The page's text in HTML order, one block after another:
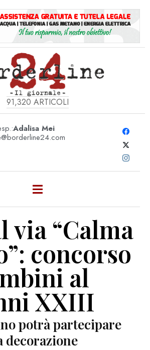
91,320 ARTICOLI
Adalisa Mei
via “Calma
concorso
al
XXIII
potrà partecipare
decorazione